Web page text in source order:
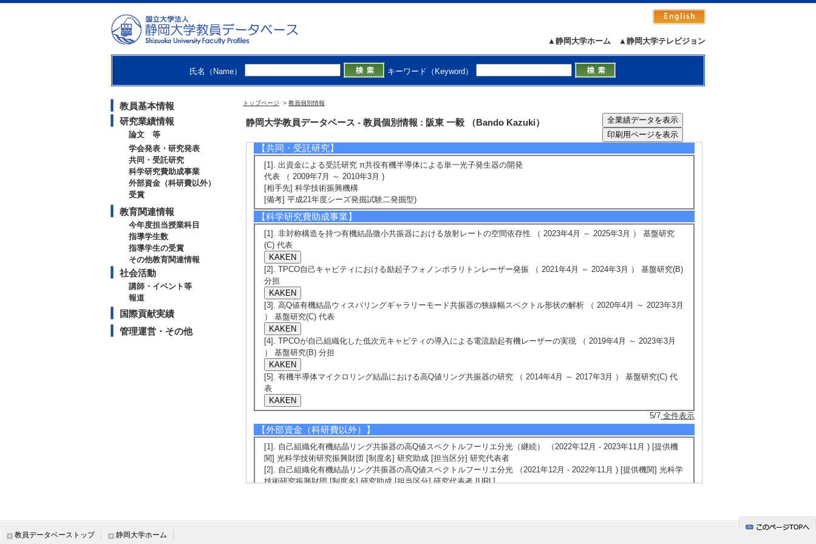
▲静岡大学テレビジョン
▲静岡大学ホーム
氏名（Name） キーワード（Keyword）
教員基本情報
研究業績情報
論文 等
学会発表・研究発表
共同・受託研究
科学研究費助成事業
外部資金（科研費以外）
受賞
教育関連情報
今年度担当授業科目
指導学生数
指導学生の受賞
その他教育関連情報
社会活動
講師・イベント等
報道
国際貢献実績
管理運営・その他
トップページ > 教員個別情報
静岡大学教員データベース - 教員個別情報 : 阪東 一毅 （Bando Kazuki）
Pacifichem2021 （2021年12月） 招待講演以外
[備考] 2021年12月16-21日, Honolulu, Hawaii
[4]. ブチル基置換（チオフェン/フェニレン）コオリゴマーの結晶多形形成による光学特性の変化
[発表者]水野 斎、甚上 知美、阪東 一毅、佐々木 史雄、柳 久雄
[備考] 応用物理学会, 2021年9月10-13日, オンライン
[5]. シアノ基置換（チオフェン/フェニレン）コオリゴマーナノ結晶の作製とその光学特性
[発表者]樋口 献、甚上 知美、水野 斎、阪東 一毅、佐々木 史雄、柳 久雄
[備考] 応用物理学会, 2021年9月10-13日, オンライン
5/95全件表示
【共同・受託研究】
[1]. 出資金による受託研究 π共役有機半導体による単一光子発生器の開発
代表 （ 2009年7月 ～ 2010年3月 )
[相手先] 科学技術振興機構
[備考] 平成21年度シーズ発掘試験二発掘型)
【科学研究費助成事業】
[1]. 非対称構造を持つ有機結晶微小共振器における放射レートの空間依存性 （ 2023年4月 ～ 2025年3月 ） 基盤研究
(C) 代表
[2]. TPCO自己キャビティにおける励起子フォノンポラリトンレーザー発振 （ 2021年4月 ～ 2024年3月 ） 基盤研究(B)
分担
[3]. 高Q値有機結晶ウィスパリングギャラリーモード共振器の狭線幅スペクトル形状の解析 （ 2020年4月 ～ 2023年3月
） 基盤研究(C) 代表
[4]. TPCOが自己組織化した低次元キャビティの導入による電流励起有機レーザーの実現 （ 2019年4月 ～ 2023年3月
） 基盤研究(B) 分担
[5]. 有機半導体マイクロリング結晶における高Q値リング共振器の研究 （ 2014年4月 ～ 2017年3月 ） 基盤研究(C) 代
表
5/7 全件表示
【外部資金（科研費以外）】
[1]. 自己組織化有機結晶リング共振器の高Q値スペクトルフーリエ分光（継続） （2022年12月 - 2023年11月 ) [提供機
関] 光科学技術研究振興財団 [制度名] 研究助成 [担当区分] 研究代表者
[2]. 自己組織化有機結晶リング共振器の高Q値スペクトルフーリエ分光 （2021年12月 - 2022年11月 ) [提供機関] 光科学
技術研究振興財団 [制度名] 研究助成 [担当区分] 研究代表者[URL]
教員データベーストップ 静岡大学ホーム